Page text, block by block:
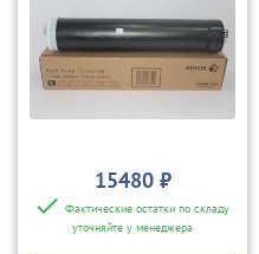
15480 ₽
Фактические остатки по складу
уточняйте у менеджера